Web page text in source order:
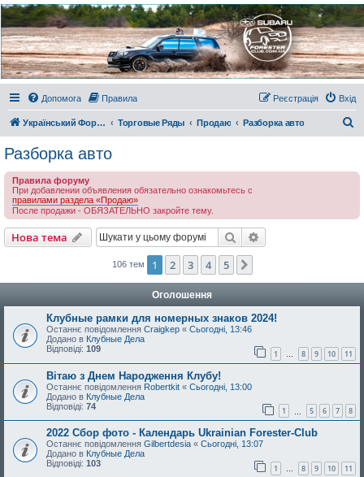
Украинский Форестер
Клуб
Всеукраинский клуб владельцев Subaru Forester. Клубные покатушки на природе и
еженедельные встречи, скидки от партнеров и просто много общения с друзьями.
Присоединяйтесь. Think. Feel. Drive.
Допомога
Правила Вхід
Реєстрація
Український Форестер Клуб Торговые Ряды Продаю Разборка авто
Разборка авто
Правила форуму
При добавлении объявления обязательно ознакомьтесь с
правилами раздела «Продаю»
После продажи - ОБЯЗАТЕЛЬНО закройте тему.
Нова тема Пошук
106 тем 1 2 3 4 5
Оголошення
Клубные рамки для номерных знаков 2024!
Останнє повідомлення Craigkep « Сьогодні, 13:46
Додано в Клубные Дела
Відповіді: 109 1 … 8 9 10 11
Вітаю з Днем Народження Клубу!
Останнє повідомлення Robertkit « Сьогодні, 13:00
Додано в Клубные Дела
Відповіді: 74 1 5 6 7 8
2022 Сбор фото - Календарь Ukrainian Forester-Club
Останнє повідомлення Gilbertdesia « Сьогодні, 13:07
Додано в Клубные Дела
Відповіді: 103 1 … 8 9 10 11